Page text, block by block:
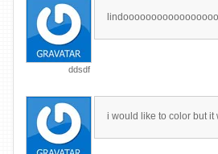
ddsdf
i would like to color but it